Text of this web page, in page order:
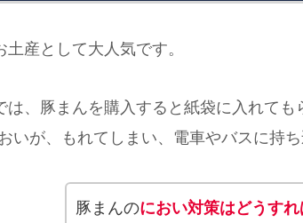
産として大人気です。
は、豚まんを購入すると紙袋に入れても
いが、もれてしまい、電車やバスに持ち
豚まんのにおい対策はどうす